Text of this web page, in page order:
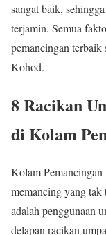
sangat baik,
terjamin. Semua
pemancingan
Kohod.
8 Racikan
di Kolam
Kolam
memancing yang tak
adalah penggunaan
delapan racikan